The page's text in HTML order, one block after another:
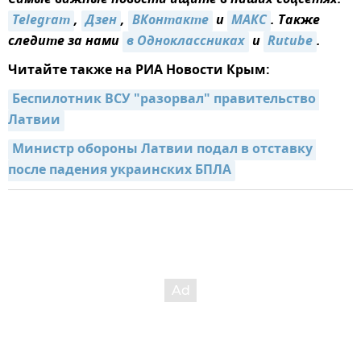
Telegram, Дзен, ВКонтакте и МАКС. Также
следите за нами в Одноклассниках и Rutube.
Читайте также на РИА Новости Крым:
Беспилотник ВСУ "разорвал" правительство
Латвии
Министр обороны Латвии подал в отставку
после падения украинских БПЛА